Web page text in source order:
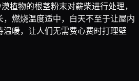
植物的根茎粉末对薪柴进行处理，
燃烧温度适中，白天不至于让屋内
暖，让人们无需费心费时打理壁